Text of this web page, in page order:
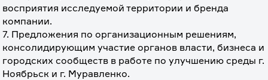
восприятия исследуемой территории и бренда
компании.
7. Предложения по организационным решениям,
консолидирующим участие органов власти, бизнеса и
городских сообществ в работе по улучшению среды г.
Ноябрьск и г. Муравленко.